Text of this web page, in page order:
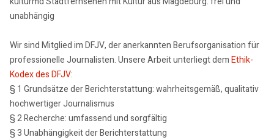
unabhängig
Wir sind Mitglied im DFJV, der anerkannten Berufsorganisation für
professionelle Journalisten. Unsere Arbeit unterliegt demEthik-
Kodex des DFJV:
§ 1 Grundsätze der Berichterstattung: wahrheitsgemäß, qualitativ
hochwertiger Journalismus
§ 2 Recherche: umfassend und sorgfältig
§ 3 Unabhängigkeit der Berichterstattung